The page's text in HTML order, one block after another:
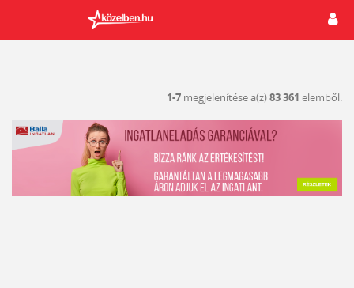
1-7 megjelenítése a(z)83 361 elemből.